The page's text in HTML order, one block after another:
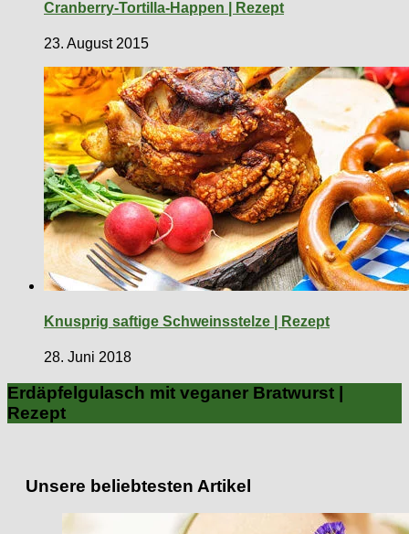
Cranberry-Tortilla-Happen | Rezept
23. August 2015
Knusprig saftige Schweinsstelze | Rezept
28. Juni 2018
Erdäpfelgulasch mit veganer Bratwurst |
Rezept
Unsere beliebtesten Artikel